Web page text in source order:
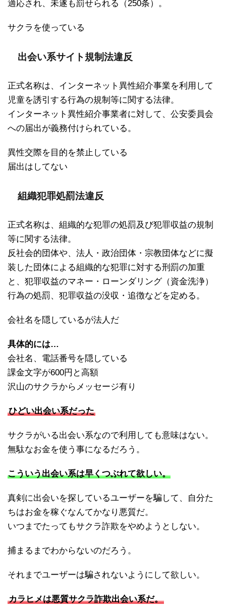
適応され、未遂も罰せられる（250条）。
サクラを使っている
出会い系サイト規制法違反
正式名称は、インターネット異性紹介事業を利用して
児童を誘引する行為の規制等に関する法律。
インターネット異性紹介事業者に対して、公安委員会
への届出が義務付けられている。
異性交際を目的を禁止している
届出はしてない
組織犯罪処罰法違反
正式名称は、組織的な犯罪の処罰及び犯罪収益の規制
等に関する法律。
反社会的団体や、法人・政治団体・宗教団体などに擬
装した団体による組織的な犯罪に対する刑罰の加重
と、犯罪収益のマネー・ローンダリング（資金洗浄）
行為の処罰、犯罪収益の没収・追徴などを定める。
会社名を隠しているが法人だ
具体的には…
会社名、電話番号を隠している
課金文字が600円と高額
沢山のサクラからメッセージ有り
ひどい出会い系だった
サクラがいる出会い系なので利用しても意味はない。
無駄なお金を使う事になるだろう。
こういう出会い系は早くつぶれて欲しい。
真剣に出会いを探しているユーザーを騙して、自分た
ちはお金を稼ぐなんてかなり悪質だ。
いつまでたってもサクラ詐欺をやめようとしない。
捕まるまでわからないのだろう。
それまでユーザーは騙されないようにして欲しい。
カラヒメは悪質サクラ詐欺出会い系だ。